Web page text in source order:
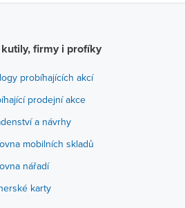
firmy i profíky
probíhajících akcí
prodejní akce
a návrhy
mobilních skladů
nářadí
karty